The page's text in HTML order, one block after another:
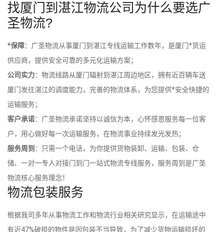
找厦门到湛江物流公司为什么要选广
圣物流?
*保障：广圣物流从事厦门到湛江专线运输工作数年，是厦门*货运
供应商，提供安全可靠的多元化运输方案；
公司实力：物流线路从厦门辐射到湛江周边地区，拥有近百辆车送
厦门发往湛江的调度能力，完善的物流体系，为您提供*安全快捷的
运输服务；
客户承诺：广圣物流承诺坚持以诚信为本，心怀感恩服务每一位客
户，用心做好每一次运输服务，在物流事业持续发光发热；
服务周到 ：只需一个电话，为你提供货物装卸、运输、包装、仓
储、一对一专人对接门到门一站式物流专线服务，服务周到是广圣
物流核心服务理念！
物流包装服务
根据我司多年从事物流工作和物流行业相关研究显示，在运输途中
有近47%破损的物件是因包装不当导致，为了减少货物运输损坏的